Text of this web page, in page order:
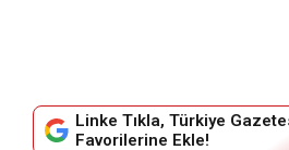
Linke Tıkla, Türkiye
Favorilerine Ekle!